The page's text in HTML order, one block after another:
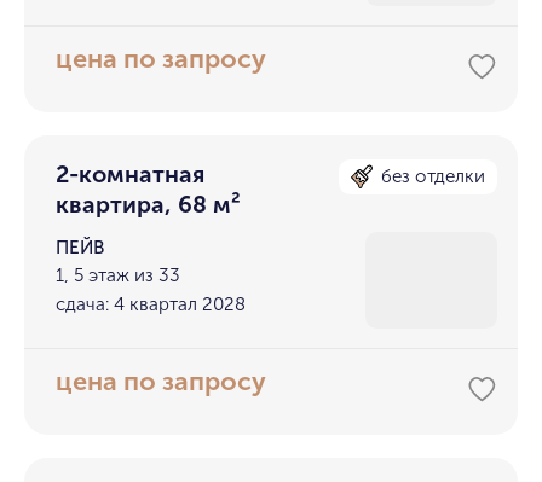
цена по запросу
2-комнатная
квартира, 68 м²
без отделки
ПЕЙВ
1, 5 этаж из 33
сдача: 4 квартал 2028
цена по запросу